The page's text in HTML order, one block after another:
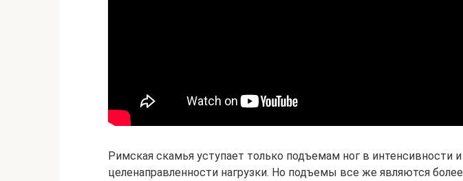
Римская скамья уступает только подъемам ног в интенсивности и
целенаправленности нагрузки. Но подъемы все же являются более